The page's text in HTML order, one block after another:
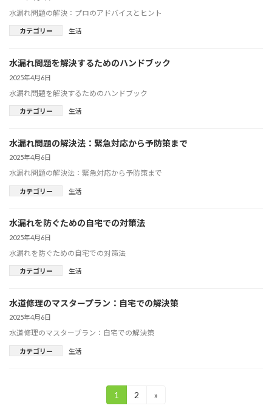
水漏れ問題の解決：プロのアドバイスとヒント
カテゴリー 生活
水漏れ問題を解決するためのハンドブック
2025年4月6日
水漏れ問題を解決するためのハンドブック
カテゴリー 生活
水漏れ問題の解決法：緊急対応から予防策まで
2025年4月6日
水漏れ問題の解決法：緊急対応から予防策まで
カテゴリー 生活
水漏れを防ぐための自宅での対策法
2025年4月6日
水漏れを防ぐための自宅での対策法
カテゴリー 生活
水道修理のマスタープラン：自宅での解決策
2025年4月6日
水道修理のマスタープラン：自宅での解決策
カテゴリー 生活
固
定
1
固
2 »